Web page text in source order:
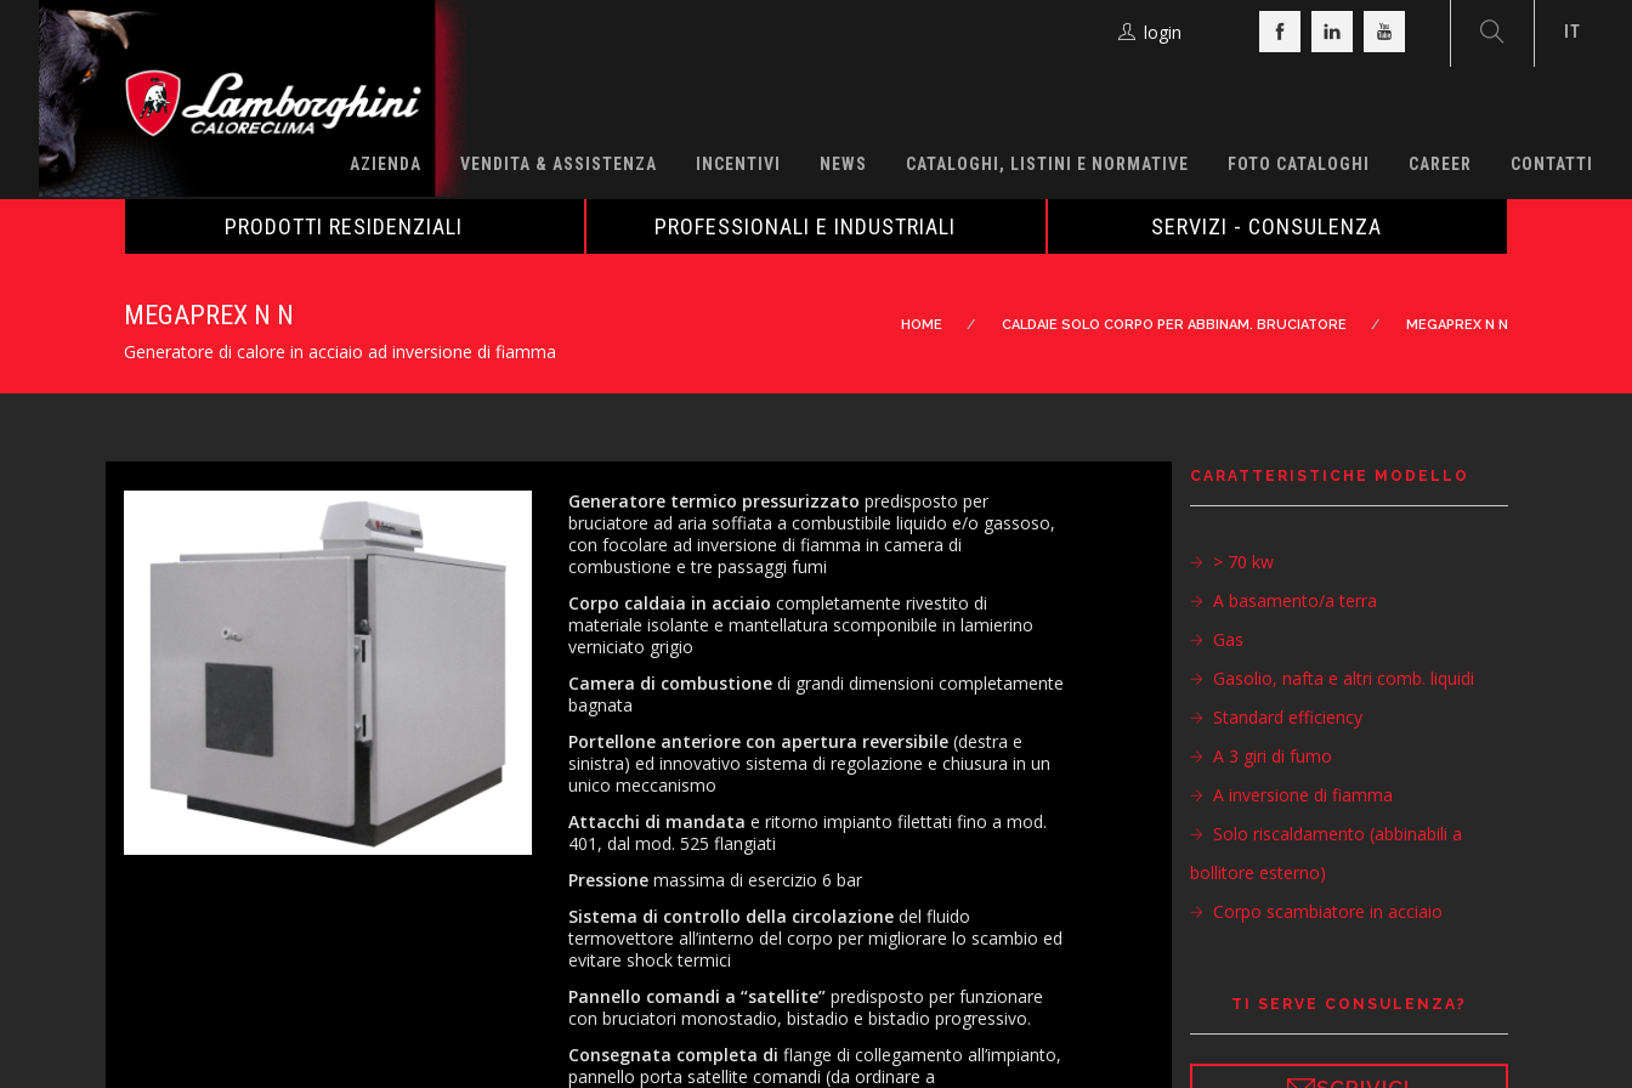
login IT
AZIENDA VENDITA & ASSISTENZA INCENTIVI NEWS CATALOGHI, LISTINI E NORMATIVE FOTO CATALOGHI CAREER CONTATTI
PRODOTTI RESIDENZIALI PROFESSIONALI E INDUSTRIALI SERVIZI - CONSULENZA
MEGAPREX N N
Generatore di calore in acciaio ad inversione di fiamma
HOME CALDAIE SOLO CORPO PER ABBINAM. BRUCIATORE MEGAPREX N N
Generatore termico pressurizzato predisposto per
bruciatore ad aria soffiata a combustibile liquido e/o gassoso,
con focolare ad inversione di fiamma in camera di
combustione e tre passaggi fumi
Corpo caldaia in acciaio completamente rivestito di
materiale isolante e mantellatura scomponibile in lamierino
verniciato grigio
Camera di combustionedi grandi dimensioni completamente
bagnata
Portellone anteriore con apertura reversibile(destra e
sinistra) ed innovativo sistema di regolazione e chiusura in un
unico meccanismo
Attacchi di mandata e ritorno impianto filettati fino a mod.
401, dal mod. 525 flangiati
Pressione massima di esercizio 6 bar
Sistema di controllo della circolazionedel fluido
termovettore all’interno del corpo per migliorare lo scambio ed
evitare shock termici
Pannello comandi a “satellite”predisposto per funzionare
con bruciatori monostadio, bistadio e bistadio progressivo.
Consegnata completa di flange di collegamento all’impianto,
pannello porta satellite comandi (da ordinare a
CARATTERISTICHE MODELLO
> 70 kw
A basamento/a terra
Gas
Gasolio, nafta e altri comb. liquidi
Standard efficiency
A 3 giri di fumo
A inversione di fiamma
Solo riscaldamento (abbinabili a
bollitore esterno)
Corpo scambiatore in acciaio
TI SERVE CONSULENZA?